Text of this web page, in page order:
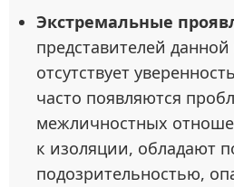
Экстремальные
представителей
отсутствует
часто появляются
межличностных
к изоляции, обладают
подозрительностью,